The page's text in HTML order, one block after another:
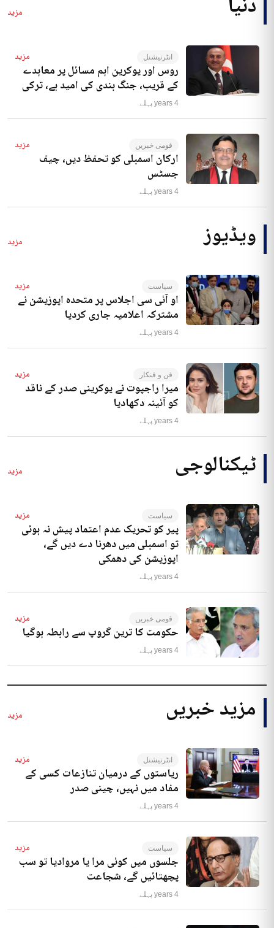
دنیا مزید
انٹرنیشنل مزید
روس اور یوکرین اہم مسائل پر معاہدے
کے قریب، جنگ بندی کی امید ہے، ترکی
4 years پہلے
قومی خبریں مزید
ارکان اسمبلی کو تحفظ دیں، چیف
جسٹس
4 years پہلے
ویڈیوز مزید
سیاست مزید
او آئی سی اجلاس پر متحدہ اپوزیشن نے
مشترکہ اعلامیہ جاری کردیا
4 years پہلے
فن و فنکار مزید
میرا راجپوت نے یوکرینی صدر کے ناقد
کو آئینہ دکھادیا
4 years پہلے
ٹیکنالوجی مزید
سیاست مزید
پیر کو تحریک عدم اعتماد پیش نہ ہوئی
تو اسمبلی میں دھرنا دے دیں گے،
اپوزیشن کی دھمکی
4 years پہلے
قومی خبریں مزید
حکومت کا ترین گروپ سے رابطہ ہوگیا
4 years پہلے
مزید خبریں مزید
انٹرنیشنل مزید
ریاستوں کے درمیان تنازعات کسی کے
مفاد میں نہیں، چینی صدر
4 years پہلے
سیاست مزید
جلسوں میں کوئی مرا یا مروادیا تو سب
پچھتائیں گے، شجاعت
4 years پہلے